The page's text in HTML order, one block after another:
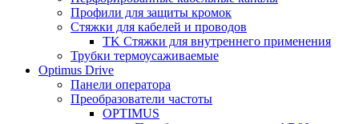
Профили для защиты кромок
Стяжки для кабелей и проводов
TK Стяжки для внутреннего применения
Трубки термоусаживаемые
Optimus Drive
Панели оператора
Преобразователи частоты
OPTIMUS